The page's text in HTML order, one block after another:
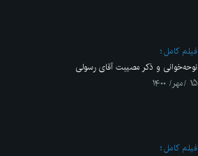
فیلم کامل
نوحه‌خوانی و ذکر مصیبت آقای رسولی
۱۵ /مهر/ ۱۴۰۰
فیلم کامل